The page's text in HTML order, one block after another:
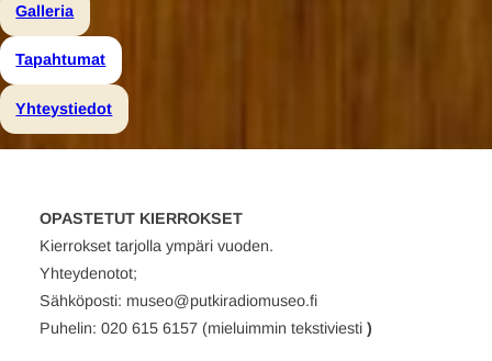
Galleria
Tapahtumat
Yhteystiedot
OPASTETUT KIERROKSET
Kierrokset tarjolla ympäri vuoden.
Yhteydenotot;
Sähköposti: museo@putkiradiomuseo.fi
Puhelin: 020 615 6157 (mieluimmin tekstiviesti )